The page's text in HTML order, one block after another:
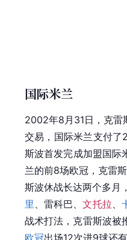
国际米兰
2002年8月31日，克雷
交易，国际米兰支付
斯波首发完成加盟国际
兰的前8场欧冠 ，克雷
斯波休战长达两个多月
里
、雷科巴 、文托拉
战术打法，克雷斯波被
欧冠出场12次进9球还